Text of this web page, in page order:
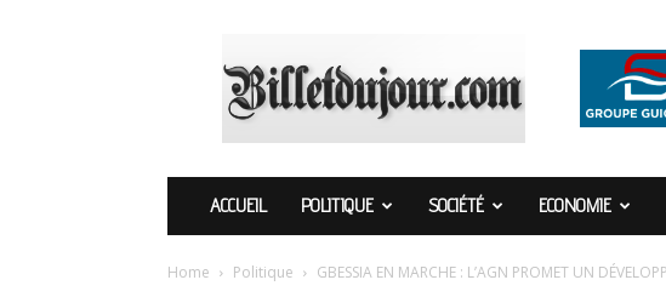
ACCUEIL POLITIQUE SOCIÉTÉ ECONOMIE
Home Politique GBESSIA EN MARCHE : L’AGN PROMET UN